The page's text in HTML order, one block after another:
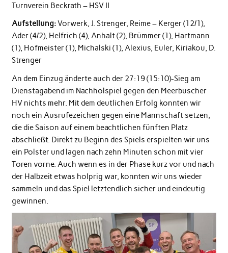
Turnverein Beckrath – HSV II
Aufstellung:Vorwerk, J. Strenger, Reime – Kerger (12/1),
Ader (4/2), Helfrich (4), Anhalt (2), Brümmer (1), Hartmann
(1), Hofmeister (1), Michalski (1), Alexius, Euler, Kiriakou, D.
Strenger
An dem Einzug änderte auch der 27:19 (15:10)-Sieg am
Dienstagabend im Nachholspiel gegen den Meerbuscher
HV nichts mehr. Mit dem deutlichen Erfolg konnten wir
noch ein Ausrufezeichen gegen eine Mannschaft setzen,
die die Saison auf einem beachtlichen fünften Platz
abschließt. Direkt zu Beginn des Spiels erspielten wir uns
ein Polster und lagen nach zehn Minuten schon mit vier
Toren vorne. Auch wenn es in der Phase kurz vor und nach
der Halbzeit etwas holprig war, konnten wir uns wieder
sammeln und das Spiel letztendlich sicher und eindeutig
gewinnen.